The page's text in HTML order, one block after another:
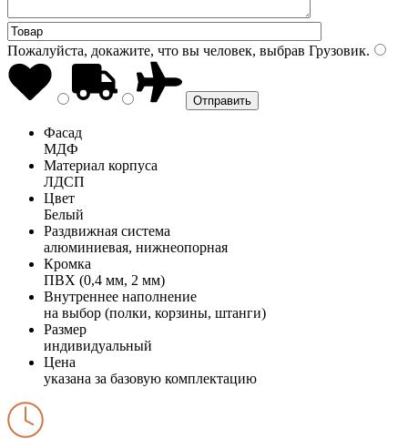
Пожалуйста, докажите, что вы человек, выбрав Грузовик.
Фасад
МДФ
Материал корпуса
ЛДСП
Цвет
Белый
Раздвижная система
алюминиевая, нижнеопорная
Кромка
ПВХ (0,4 мм, 2 мм)
Внутреннее наполнение
на выбор (полки, корзины, штанги)
Размер
индивидуальный
Цена
указана за базовую комплектацию